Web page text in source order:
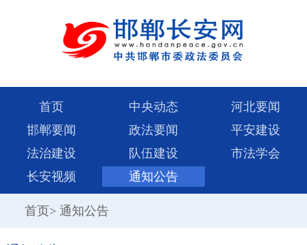
首页 中央动态
河北要闻
邯郸要闻
政法要闻
平安建设
法治建设
队伍建设
市法学会
长安视频
通知公告
首页> 通知公告